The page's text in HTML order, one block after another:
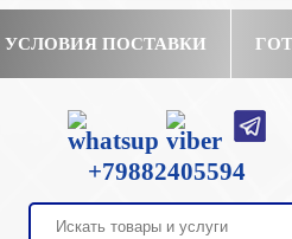
УСЛОВИЯ ПОСТАВКИ
+79882405594